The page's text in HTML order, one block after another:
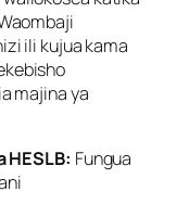
ili kujua kama
majina ya
HESLB: Fungua